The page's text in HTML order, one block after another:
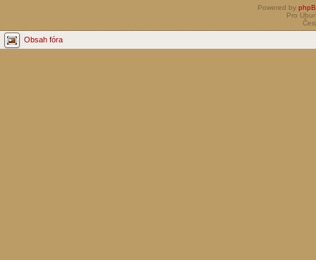
Powered by
Pro
Obsah fóra